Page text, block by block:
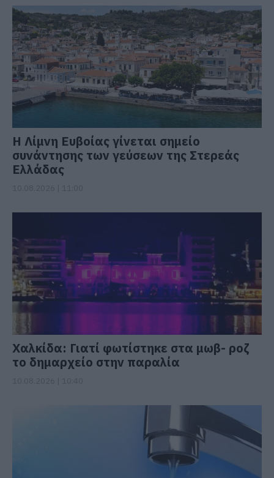
Η Λίμνη Ευβοίας γίνεται σημείο
συνάντησης των γεύσεων της Στερεάς
Ελλάδας
Χαλκίδα: Γιατί φωτίστηκε στα μωβ- ροζ
το δημαρχείο στην παραλία